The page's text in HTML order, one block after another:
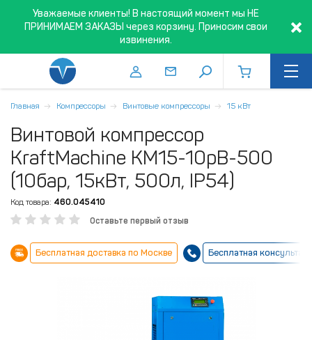
Уважаемые клиенты! В настоящий момент мы НЕ
ПРИНИМАЕМ ЗАКАЗЫ через корзину. Приносим свои
извинения.
Главная Компрессоры Винтовые компрессоры 15 кВт
Винтовой компрессор
KraftMachine КМ15-10рВ-500
(10бар, 15кВт, 500л, IP54)
Код товара: 460.045410
Оставьте первый отзыв
Бесплатная доставка по Москве Бесплатная